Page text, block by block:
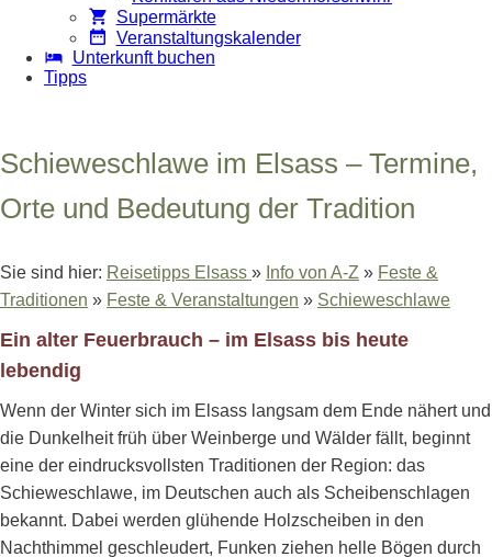
Supermärkte
Veranstaltungskalender
Unterkunft buchen
Tipps
Schieweschlawe im Elsass – Termine,
Orte und Bedeutung der Tradition
Sie sind hier: Reisetipps Elsass » Info von A-Z » Feste &
Traditionen » Feste & Veranstaltungen » Schieweschlawe
Ein alter Feuerbrauch – im Elsass bis heute
lebendig
Wenn der Winter sich im Elsass langsam dem Ende nähert und
die Dunkelheit früh über Weinberge und Wälder fällt, beginnt
eine der eindrucksvollsten Traditionen der Region: das
Schieweschlawe, im Deutschen auch als Scheibenschlagen
bekannt. Dabei werden glühende Holzscheiben in den
Nachthimmel geschleudert, Funken ziehen helle Bögen durch